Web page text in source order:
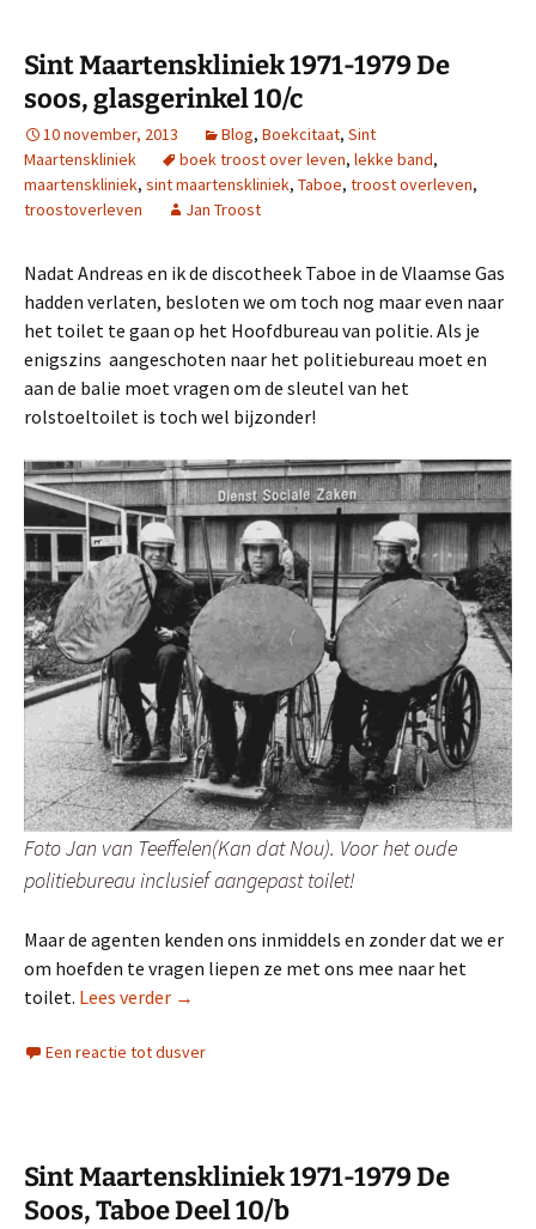
Sint Maartenskliniek 1971-1979 De
soos, glasgerinkel 10/c
10 november, 2013 Blog, Boekcitaat, Sint
Maartenskliniek
boek troost over leven, lekke band,
maartenskliniek, sint maartenskliniek, Taboe, troost overleven,
troostoverleven
Jan Troost
Nadat Andreas en ik de discotheek Taboe in de Vlaamse Gas
hadden verlaten, besloten we om toch nog maar even naar
het toilet te gaan op het Hoofdbureau van politie. Als je
enigszins aangeschoten naar het politiebureau moet en
aan de balie moet vragen om de sleutel van het
rolstoeltoilet is toch wel bijzonder!
Foto Jan van Teeffelen(Kan dat Nou). Voor het oude
politiebureau inclusief aangepast toilet!
Maar de agenten kenden ons inmiddels en zonder dat we er
om hoefden te vragen liepen ze met ons mee naar het
toilet. Lees verder Sint Maartenskliniek 1971-1979 De soos,
→
Een reactie tot dusver
Sint Maartenskliniek 1971-1979 De
Soos, Taboe Deel 10/b